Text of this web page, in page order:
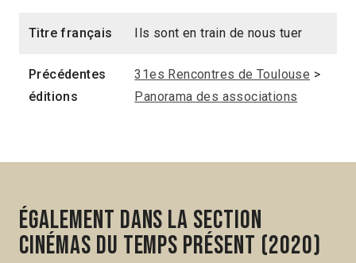
Titre français Ils sont en train de nous tuer
Précédentes
éditions
31es Rencontres de Toulouse >
Panorama des associations
Également dans la section
Cinémas du temps présent (2020)